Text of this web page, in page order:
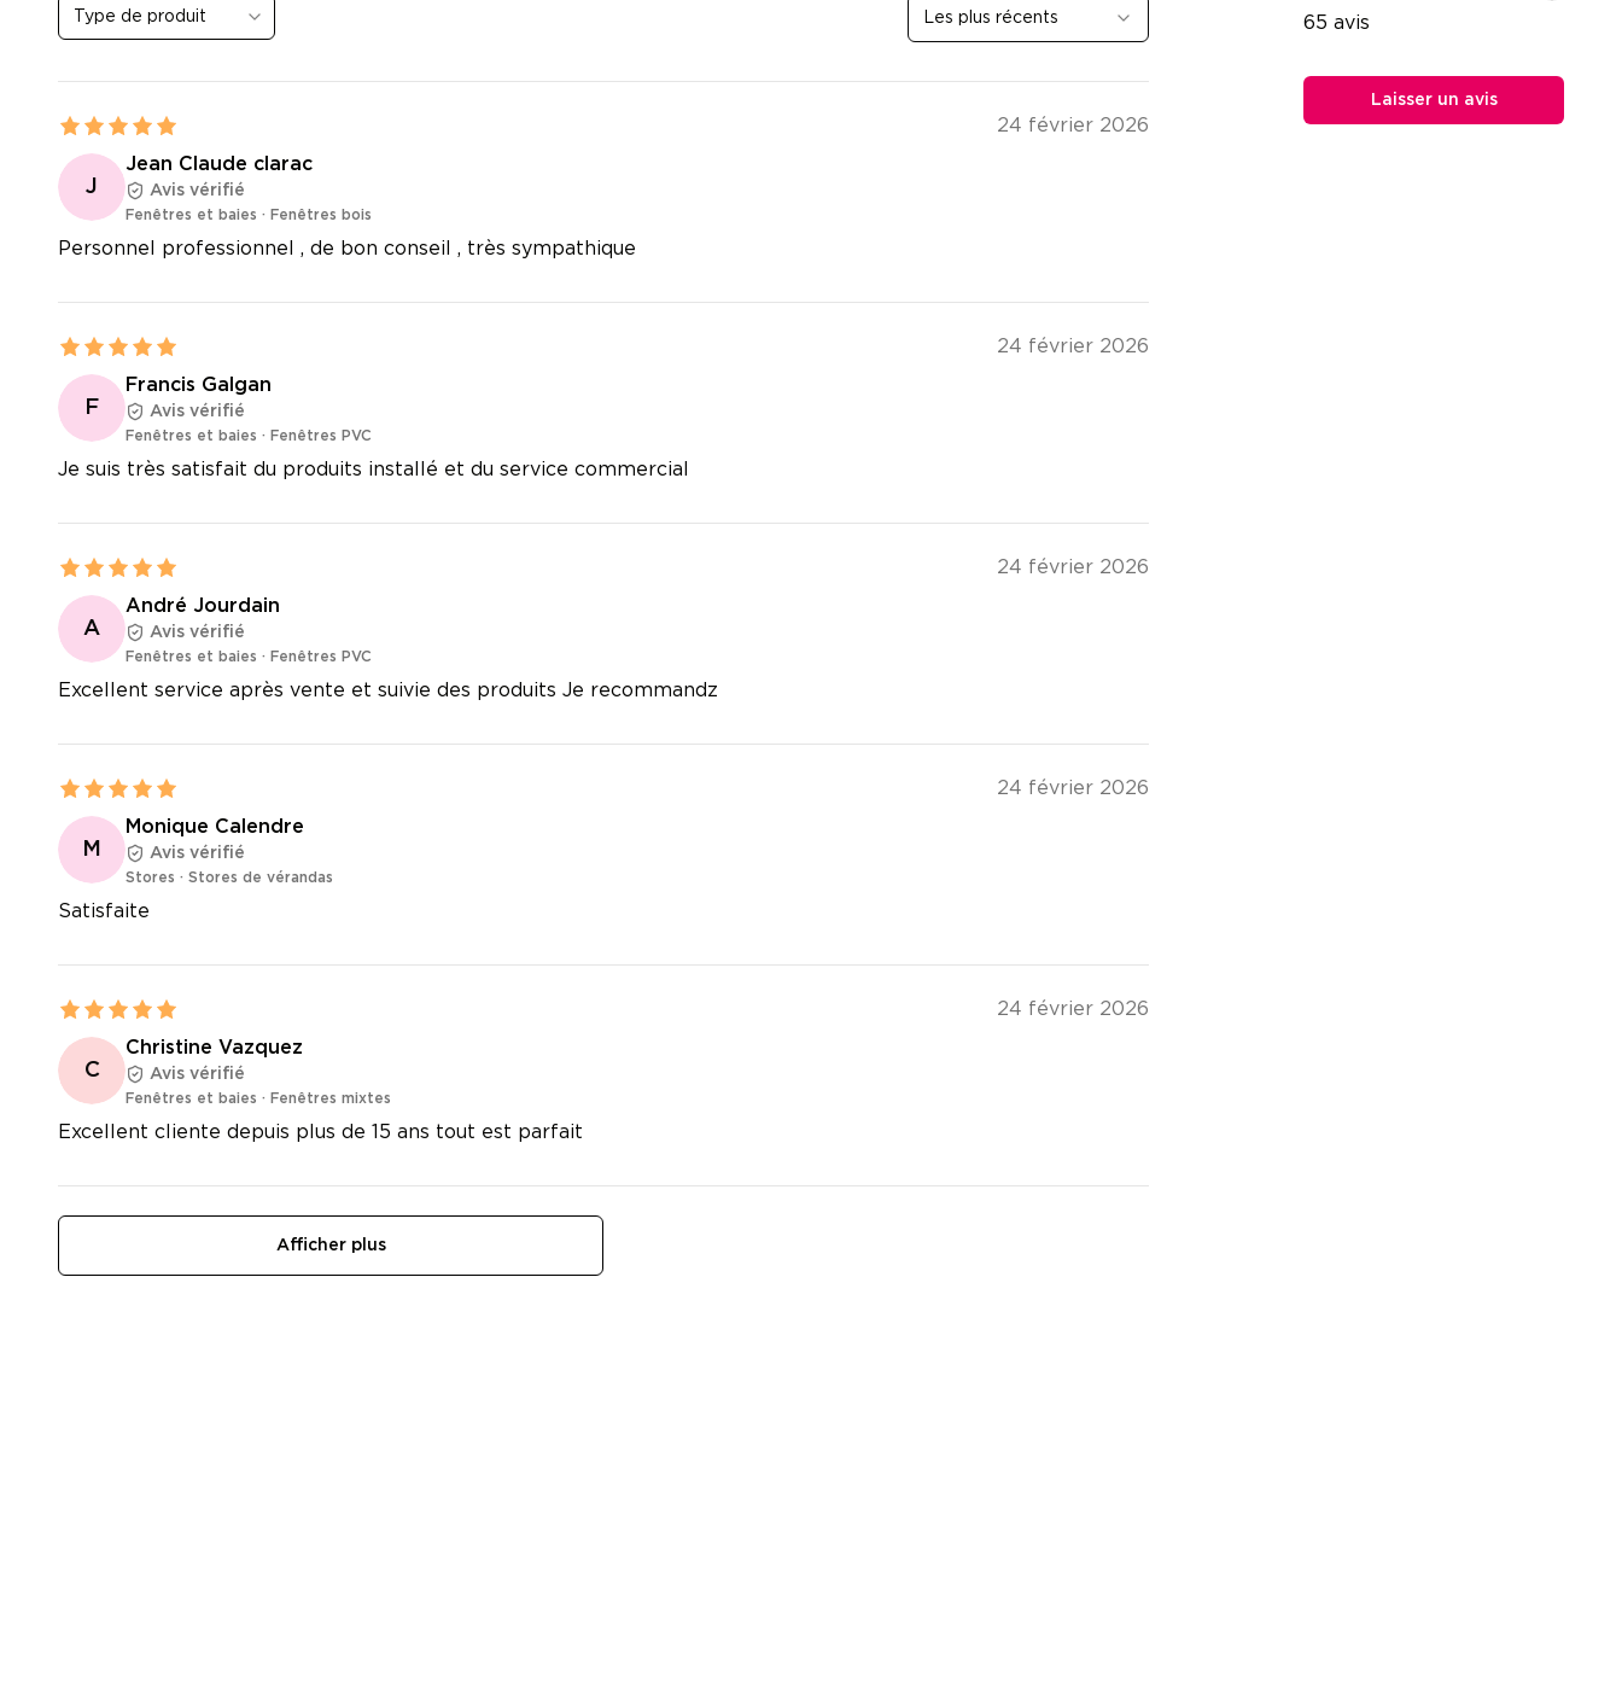
Type de produit Les plus récents
24 février 2026
J
Jean Claude clarac
Avis vérifié
Fenêtres et baies · Fenêtres bois
Personnel professionnel , de bon conseil , très sympathique
24 février 2026
F
Francis Galgan
Avis vérifié
Fenêtres et baies · Fenêtres PVC
Je suis très satisfait du produits installé et du service commercial
24 février 2026
A
André Jourdain
Avis vérifié
Fenêtres et baies · Fenêtres PVC
Excellent service après vente et suivie des produits Je recommandz
24 février 2026
M
Monique Calendre
Avis vérifié
Stores · Stores de vérandas
Satisfaite
24 février 2026
C
Christine Vazquez
Avis vérifié
Fenêtres et baies · Fenêtres mixtes
Excellent cliente depuis plus de 15 ans tout est parfait
Afficher plus
65 avis
Laisser un avis